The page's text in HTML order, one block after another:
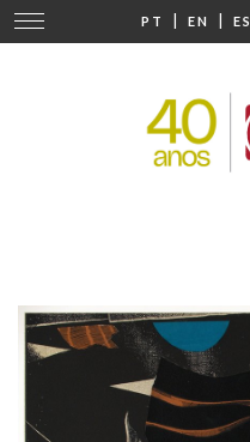
PT | EN | ES
Cambiar
navegación